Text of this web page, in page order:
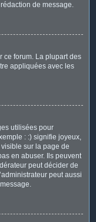
de message.
ce forum. La plupart des
appliquées avec les
utilisées pour
: :) signifie joyeux,
sur la page de
en abuser. Ils peuvent
peut décider de
peut aussi